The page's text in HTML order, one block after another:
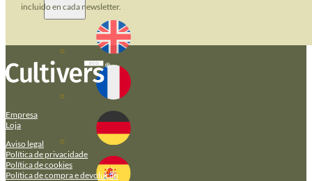
incluido en cada newsletter.
Empresa
Loja
Aviso legal
Política de privacidade
Política de cookies
Política de compra e devolução